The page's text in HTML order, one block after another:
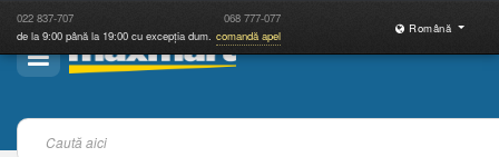
022 837-707 068 777-077
de la 9:00 până la 19:00 cu excepția dum. comandă apel
Română